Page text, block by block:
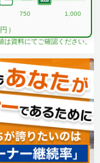
750 1,000
）
は資料にてご確認ください。